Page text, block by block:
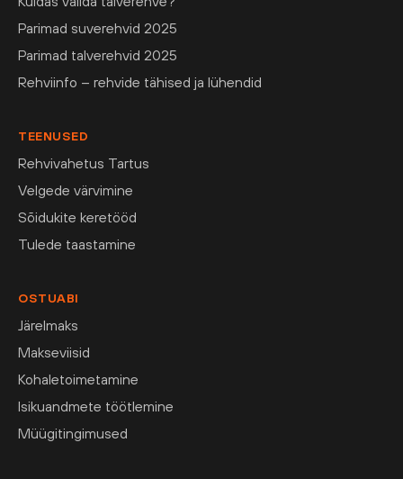
Parimad suverehvid 2025
Parimad talverehvid 2025
Rehviinfo – rehvide tähised ja lühendid
TEENUSED
Rehvivahetus Tartus
Velgede värvimine
Sõidukite keretööd
Tulede taastamine
OSTUABI
Järelmaks
Makseviisid
Kohaletoimetamine
Isikuandmete töötlemine
Müügitingimused